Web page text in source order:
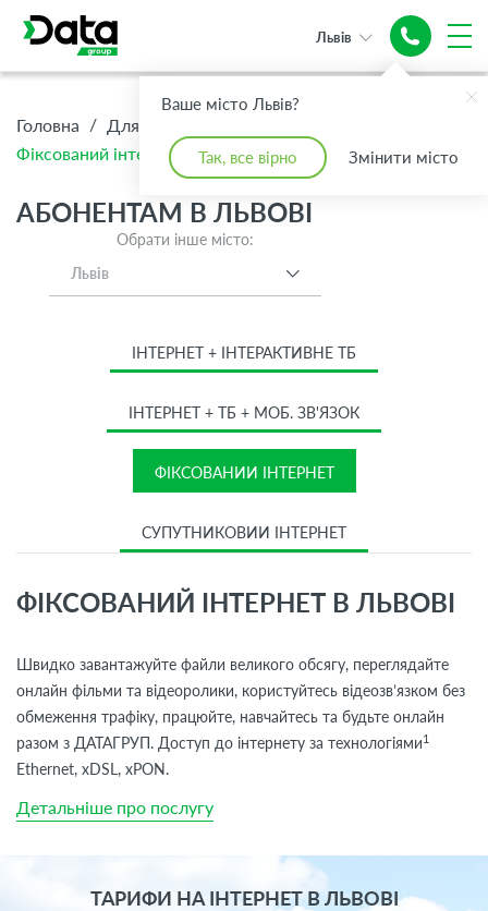
Ваше місто Львів?
Так, все вірно Змінити місто
Львів
Головна / Для Дому
Фіксований інтернет
АБОНЕНТАМ В ЛЬВОВІ
Обрати інше місто:
Львів
ІНТЕРНЕТ + ІНТЕРАКТИВНЕ ТБ
ІНТЕРНЕТ + ТБ + МОБ. ЗВ'ЯЗОК
ФІКСОВАНИЙ ІНТЕРНЕТ
СУПУТНИКОВИЙ ІНТЕРНЕТ
ФІКСОВАНИЙ ІНТЕРНЕТ В ЛЬВОВІ
Швидко завантажуйте файли великого обсягу, переглядайте
онлайн фільми та відеоролики, користуйтесь відеозв’язком без
обмеження трафіку, працюйте, навчайтесь та будьте онлайн
разом з ДАТАГРУП. Доступ до інтернету за технологіями1
Ethernet, хDSL, xPON.
Детальніше про послугу
ТАРИФИ НА ІНТЕРНЕТ В ЛЬВОВІ